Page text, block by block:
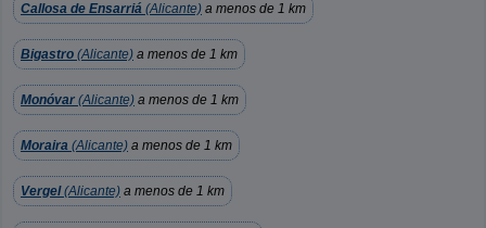
Callosa de Ensarriá (Alicante) a menos de 1 km
Bigastro (Alicante) a menos de 1 km
Monóvar (Alicante) a menos de 1 km
Moraira (Alicante) a menos de 1 km
Vergel(Alicante) a menos de 1 km